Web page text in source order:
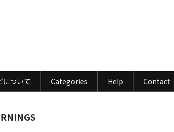
について Categories Help Contact